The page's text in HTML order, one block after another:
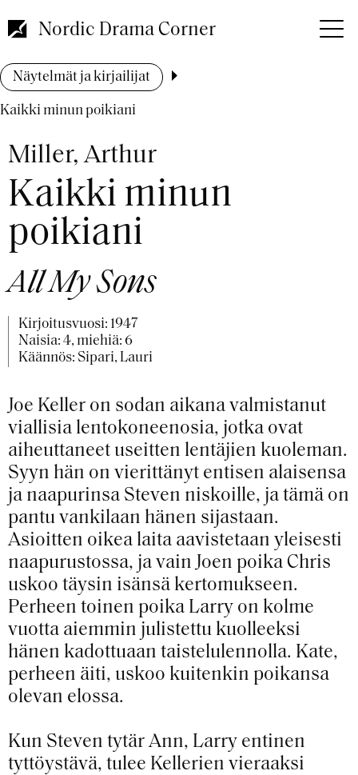
pääsisältöön
Nordic Drama Corner
Murupolku
Näytelmät ja kirjailijat
Kaikki minun poikiani
Miller, Arthur
Kaikki minun
poikiani
All My Sons
Kirjoitusvuosi: 1947
Naisia: 4, miehiä: 6
Käännös: Sipari, Lauri
Joe Keller on sodan aikana valmistanut
viallisia lentokoneenosia, jotka ovat
aiheuttaneet useitten lentäjien kuoleman.
Syyn hän on vierittänyt entisen alaisensa
ja naapurinsa Steven niskoille, ja tämä on
pantu vankilaan hänen sijastaan.
Asioitten oikea laita aavistetaan yleisesti
naapurustossa, ja vain Joen poika Chris
uskoo täysin isänsä kertomukseen.
Perheen toinen poika Larry on kolme
vuotta aiemmin julistettu kuolleeksi
hänen kadottuaan taistelulennolla. Kate,
perheen äiti, uskoo kuitenkin poikansa
olevan elossa.
Kun Steven tytär Ann, Larry entinen
tyttöystävä, tulee Kellerien vieraaksi